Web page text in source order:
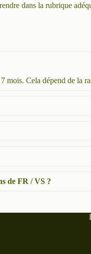
dans la rubrique
mois. Cela dépend de la
de FR / VS ?